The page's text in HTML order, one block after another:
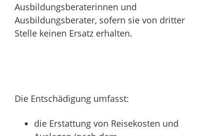
Ausbildungsberaterinnen und
Ausbildungsberater, sofern sie von dritter
Stelle keinen Ersatz erhalten.
Die Entschädigung umfasst:
die Erstattung von Reisekosten und